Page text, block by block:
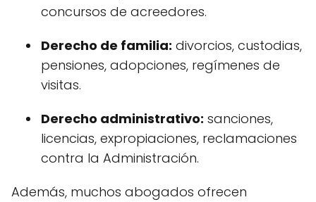
concursos de acreedores.
Derecho de familia: divorcios, custodias,
pensiones, adopciones, regímenes de
visitas.
Derecho administrativo: sanciones,
licencias, expropiaciones, reclamaciones
contra la Administración.
Además, muchos abogados ofrecen